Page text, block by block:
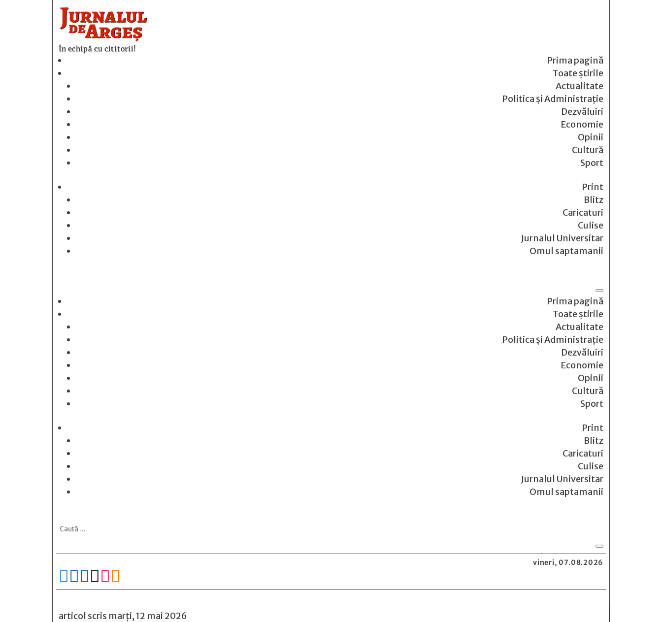
În echipă cu cititorii!
Prima pagină
Toate știrile
Actualitate
Politica și Administrație
Dezvăluiri
Economie
Opinii
Cultură
Sport
Print
Blitz
Caricaturi
Culise
Jurnalul Universitar
Omul saptamanii
Prima pagină
Toate știrile
Actualitate
Politica și Administrație
Dezvăluiri
Economie
Opinii
Cultură
Sport
Print
Blitz
Caricaturi
Culise
Jurnalul Universitar
Omul saptamanii
vineri, 07.08.2026

articol scris marți, 12 mai 2026